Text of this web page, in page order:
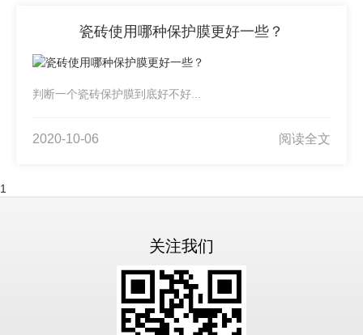
瓷砖使用哪种保护膜更好一些？
判断一个瓷砖保护膜到底好不好...
2020-10-06 阅读全文
1
关注我们